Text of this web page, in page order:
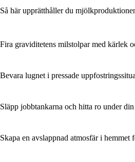
Så här upprätthåller du
Fira graviditetens milstolpar med kärlek
Bevara lugnet i pressade
Släpp jobbtankarna och hitta ro under
Skapa en avslappnad atmosfär i hemmet